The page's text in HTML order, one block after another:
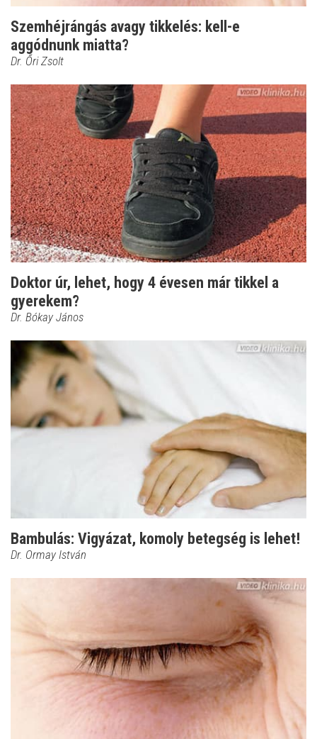
Szemhéjrángás avagy tikkelés: kell-e
aggódnunk miatta?
Dr. Őri Zsolt
Doktor úr, lehet, hogy 4 évesen már tikkel a
gyerekem?
Dr. Bókay János
Bambulás: Vigyázat, komoly betegség is lehet!
Dr. Ormay István